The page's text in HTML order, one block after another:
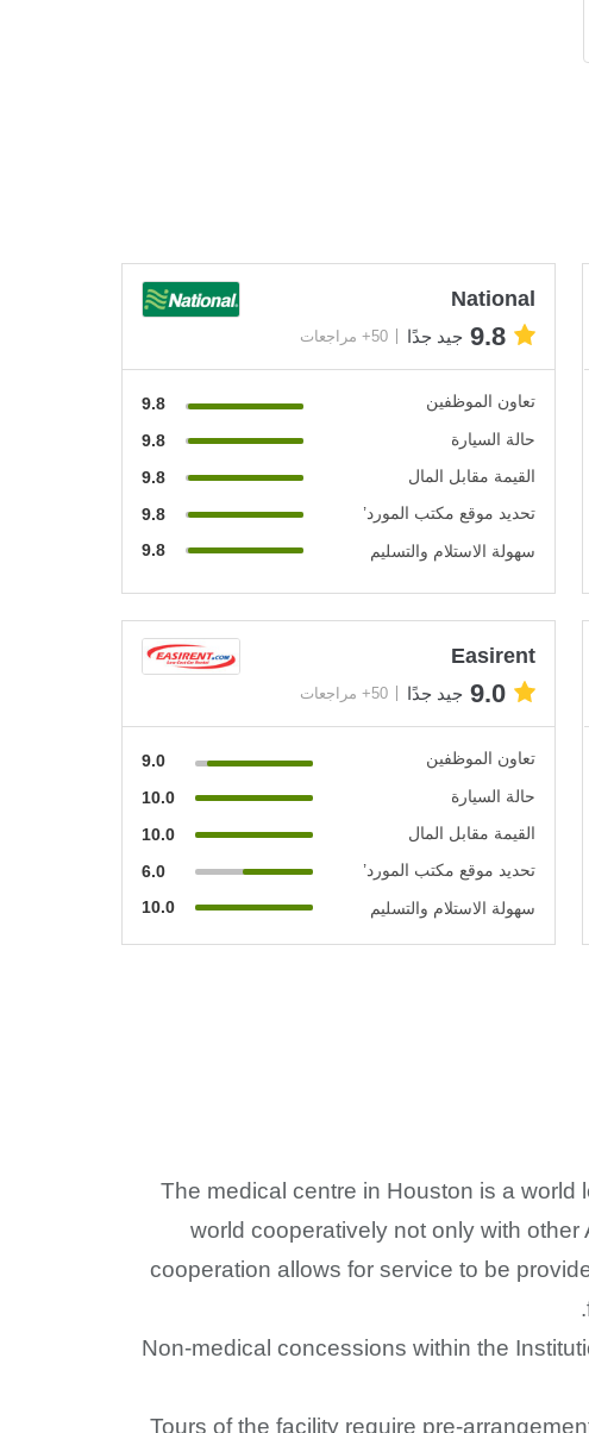
National
9.8 جيد جدًا 50+ مراجعات
تعاون الموظفين
9.8
حالة السيارة
9.8
القيمة مقابل المال
9.8
تحديد موقع مكتب المورد’
9.8
سهولة الاستلام والتسليم
9.8
Easirent
9.0 جيد جدًا 50+ مراجعات
تعاون الموظفين
9.0
حالة السيارة
10.0
القيمة مقابل المال
10.0
تحديد موقع مكتب المورد’
6.0
سهولة الاستلام والتسليم
10.0
The medical centre in Houston is a
world cooperatively not only with
cooperation allows for service to be
Non-medical concessions within the
Tours of the facility require pre-